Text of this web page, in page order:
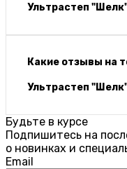
Ультрастеп
Какие отзывы на
Ультрастеп
Будьте в курсе
Подпишитесь на
о новинках и
Email